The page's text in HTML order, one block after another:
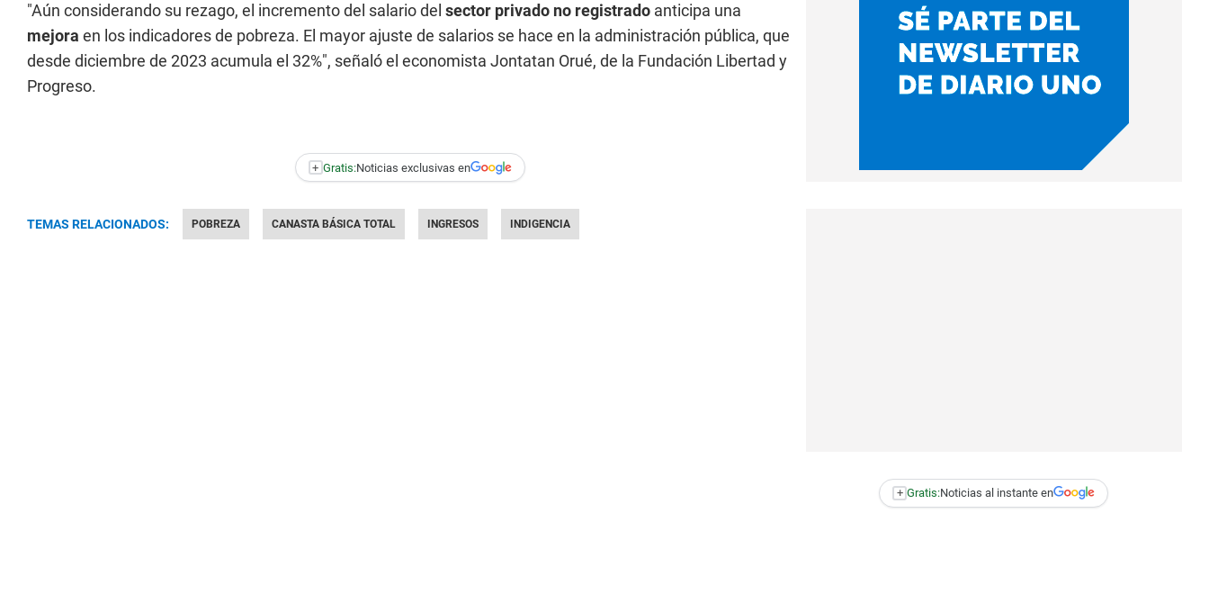
"Aún considerando su rezago, el incremento del salario del sector privado no registrado anticipa una
mejora en los indicadores de pobreza. El mayor ajuste de salarios se hace en la administración pública, que
desde diciembre de 2023 acumula el 32%", señaló el economista Jontatan Orué, de la Fundación Libertad y
Progreso.
+ Gratis:Noticias exclusivas en
TEMAS RELACIONADOS: POBREZA CANASTA BÁSICA TOTAL INGRESOS INDIGENCIA
+ Gratis:Noticias al instante en